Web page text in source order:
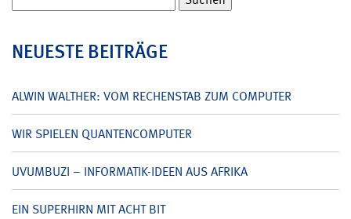
nach:
NEUESTE BEITRÄGE
ALWIN WALTHER: VOM RECHENSTAB ZUM COMPUTER
WIR SPIELEN QUANTENCOMPUTER
UVUMBUZI – INFORMATIK-IDEEN AUS AFRIKA
EIN SUPERHIRN MIT ACHT BIT